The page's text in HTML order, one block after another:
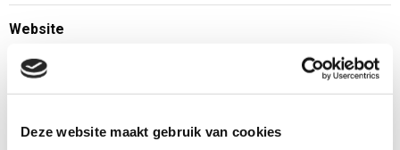
Deze website maakt gebruik van cookies
Website
www.schutkooi.nl
Veerweg 3 5827 AD Vortum-Mullem